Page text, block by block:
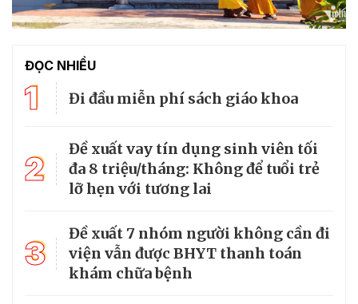
ĐỌC NHIỀU
1 Đi đầu miễn phí sách giáo khoa
2
Đề xuất vay tín dụng sinh viên tối
đa 8 triệu/tháng: Không để tuổi trẻ
lỡ hẹn với tương lai
3
Đề xuất 7 nhóm người không cần đi
viện vẫn được BHYT thanh toán
khám chữa bệnh